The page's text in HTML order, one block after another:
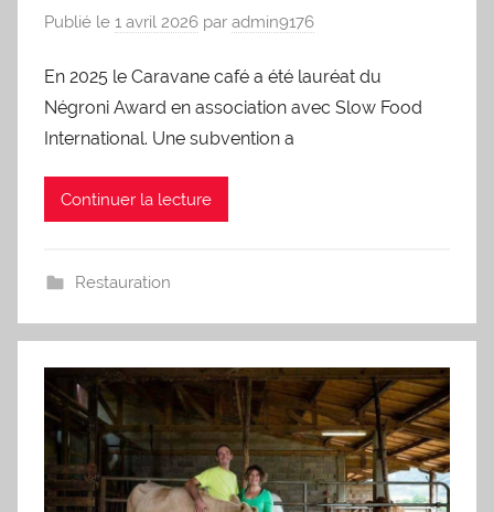
Publié le 1 avril 2026 par admin9176
En 2025 le Caravane café a été lauréat du
Négroni Award en association avec Slow Food
International. Une subvention a
Continuer la lecture
Restauration